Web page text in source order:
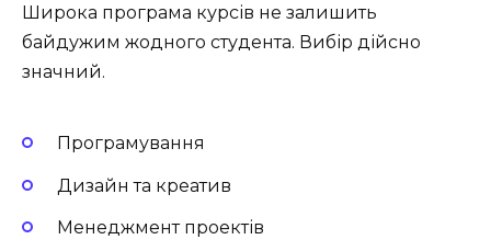
Широка програма курсів не залишить
байдужим жодного студента. Вибір дійсно
значний.
Програмування
Дизайн та креатив
Менеджмент проектів